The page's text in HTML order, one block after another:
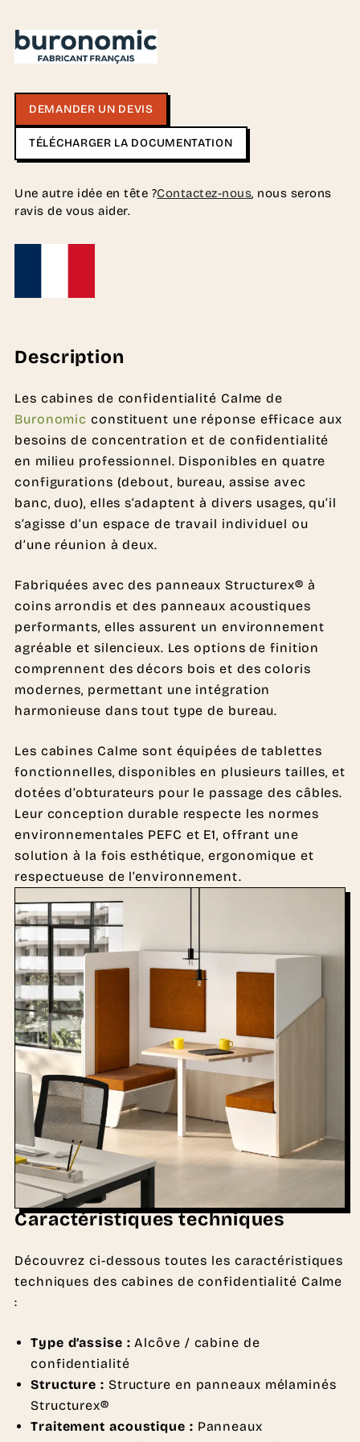
DEMANDER UN DEVIS
TÉLÉCHARGER LA DOCUMENTATION
Une autre idée en tête ?Contactez-nous, nous serons
ravis de vous aider.
Description
Les cabines de confidentialité Calme de
Buronomic constituent une réponse efficace aux
besoins de concentration et de confidentialité
en milieu professionnel. Disponibles en quatre
configurations (debout, bureau, assise avec
banc, duo), elles s’adaptent à divers usages, qu’il
s’agisse d’un espace de travail individuel ou
d’une réunion à deux.
Fabriquées avec des panneaux Structurex® à
coins arrondis et des panneaux acoustiques
performants, elles assurent un environnement
agréable et silencieux. Les options de finition
comprennent des décors bois et des coloris
modernes, permettant une intégration
harmonieuse dans tout type de bureau.
Les cabines Calme sont équipées de tablettes
fonctionnelles, disponibles en plusieurs tailles, et
dotées d’obturateurs pour le passage des câbles.
Leur conception durable respecte les normes
environnementales PEFC et E1, offrant une
solution à la fois esthétique, ergonomique et
respectueuse de l’environnement.
Caractéristiques techniques
Découvrez ci-dessous toutes les caractéristiques
techniques des cabines de confidentialité Calme
:
Type d’assise : Alcôve / cabine de
confidentialité
Structure : Structure en panneaux mélaminés
Structurex®
Traitement acoustique : Panneaux